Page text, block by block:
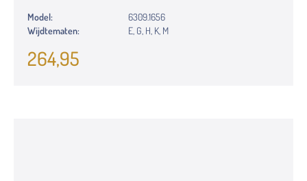
Model:
6309.1656
Wijdtematen:
E, G, H, K, M
264,95